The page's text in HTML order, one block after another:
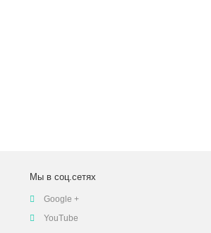
Мы в соц.сетях
Google +
YouTube